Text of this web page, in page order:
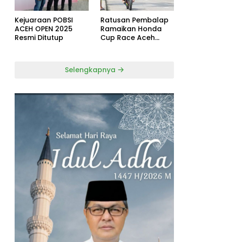
Kejuaraan POBSI
ACEH OPEN 2025
Resmi Ditutup
Ratusan Pembalap
Ramaikan Honda
Cup Race Aceh
Selengkapnya